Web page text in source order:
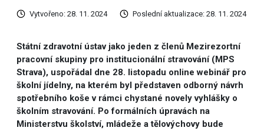
Vytvořeno: 28. 11. 2024 Poslední aktualizace: 28. 11. 2024
Státní zdravotní ústav jako jeden z členů Mezirezortní
pracovní skupiny pro institucionální stravování (MPS
Strava), uspořádal dne 28. listopadu online webinář pro
školní jídelny, na kterém byl představen odborný návrh
spotřebního koše v rámci chystané novely vyhlášky o
školním stravování. Po formálních úpravách na
Ministerstvu školství, mládeže a tělovýchovy bude